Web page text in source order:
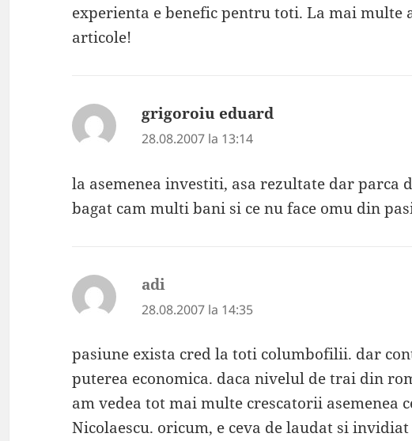
experienta e benefic pentru toti. La mai multe
articole!
grigoroiu eduard
28.08.2007 la 13:14
la asemenea investiti, asa rezultate dar parca
bagat cam multi bani si ce nu face omu din
adi
28.08.2007 la 14:35
pasiune exista cred la toti columbofilii. dar
puterea economica. daca nivelul de trai din
am vedea tot mai multe crescatorii asemenea
Nicolaescu. oricum, e ceva de laudat si